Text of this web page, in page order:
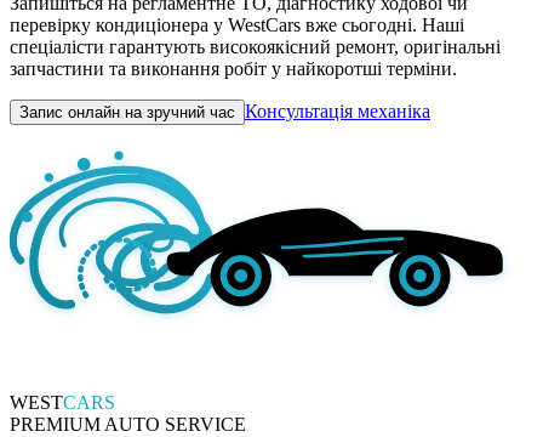
перевірку кондиціонера у WestCars вже сьогодні. Наші
спеціалісти гарантують високоякісний ремонт, оригінальні
запчастини та виконання робіт у найкоротші терміни.
Запис онлайн на зручний час Консультація механіка
WESTCARS
PREMIUM AUTO SERVICE